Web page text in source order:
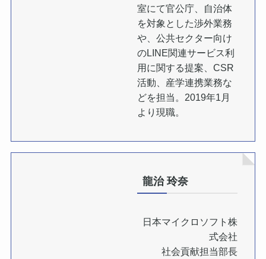
室にて官公庁、自治体
を対象とした渉外業務
や、公共セクター向け
のLINE関連サービス利
用に関する提案、CSR
活動、産学連携業務な
どを担当。2019年1月
より現職。
龍治 玲奈
日本マイクロソフト株
式会社
社会貢献担当部長